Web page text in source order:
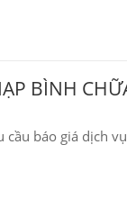
BÌNH
báo giá dịch